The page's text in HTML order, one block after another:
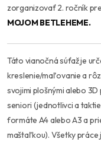
zorganizovať 2. ročník
MOJOM BETLEHEME.
Táto vianočná súťaž je
kreslenie/maľovanie a
svojimi plošnými alebo 3D
seniori (jednotlivci a
formáte A4 alebo A3 a
maštaľkou). Všetky